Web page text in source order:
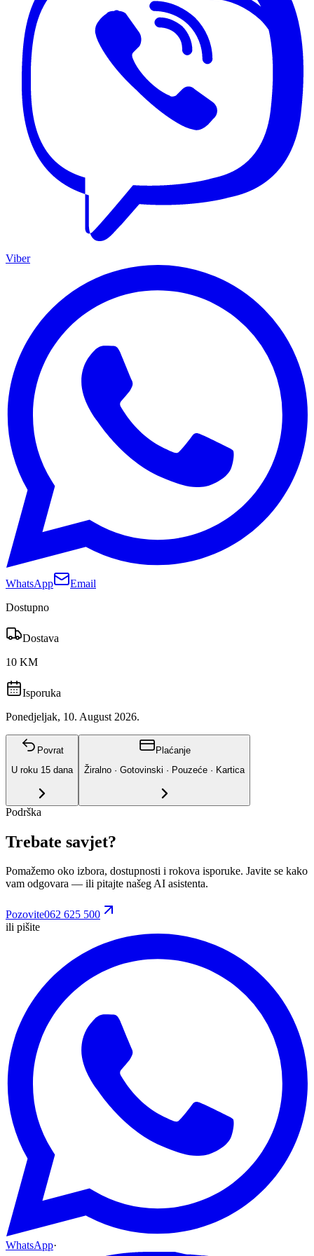
Viber
WhatsApp
Email
Dostupno
Dostava
10 KM
Isporuka
Ponedjeljak, 10. August 2026.
Povrat
U roku 15 dana
Plaćanje
Žiralno · Gotovinski · Pouzeće · Kartica
Podrška
Trebate savjet?
Pomažemo oko izbora, dostupnosti i rokova isporuke. Javite se kako
vam odgovara — ili pitajte našeg AI asistenta.
Pozovite062 625 500
ili pišite
WhatsApp·